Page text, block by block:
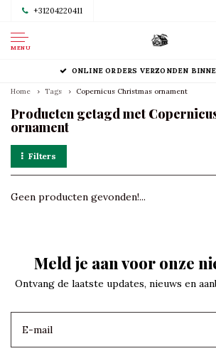
+31204220411
MENU
ONLINE ORDERS VERZONDEN
Home Tags Copernicus Christmas ornament
Producten getagd met
ornament
Filters
Geen producten gevonden!...
Meld je aan voor onze
Ontvang de laatste updates, nieuws en